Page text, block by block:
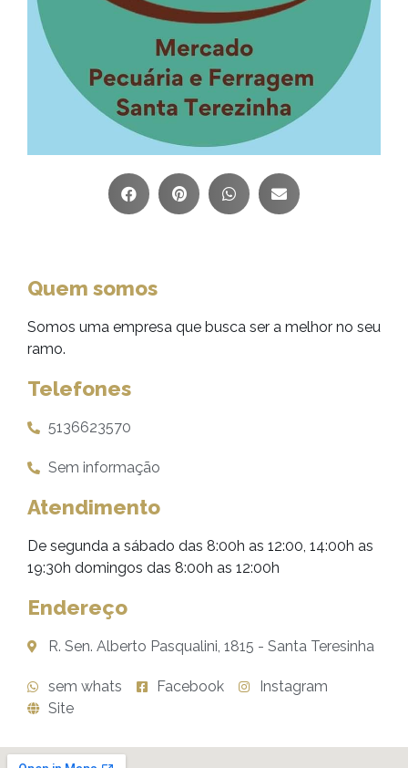
Quem somos
Somos uma empresa que busca ser a melhor no seu
ramo.
Telefones
5136623570
Sem informação
Atendimento
De segunda a sábado das 8:00h as 12:00, 14:00h as
19:30h domingos das 8:00h as 12:00h
Endereço
R. Sen. Alberto Pasqualini, 1815 - Santa Teresinha
sem whats Facebook
Instagram
Site